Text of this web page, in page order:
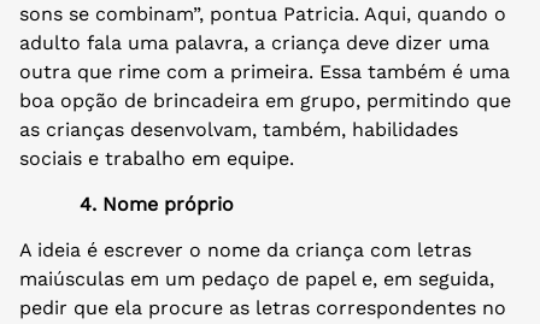
sons se combinam”, pontua Patricia. Aqui, quando o
adulto fala uma palavra, a criança deve dizer uma
outra que rime com a primeira. Essa também é uma
boa opção de brincadeira em grupo, permitindo que
as crianças desenvolvam, também, habilidades
sociais e trabalho em equipe.
4. Nome próprio
A ideia é escrever o nome da criança com letras
maiúsculas em um pedaço de papel e, em seguida,
pedir que ela procure as letras correspondentes no